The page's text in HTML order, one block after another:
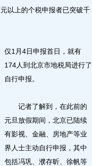
以上的个税申报者已突破千
仅1月4日申报首日，就有
174人到北京市地税局进行了
自行申报。
记者了解到，在此前的
元旦放假期间，北京已陆续
有影视、金融、房地产等业
界人士主动自行申报，其中
包括冯巩、濮存昕、徐帆等